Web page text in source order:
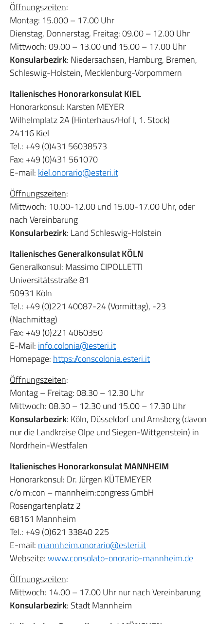
Öffnungszeiten:
Montag: 15.000 – 17.00 Uhr
Dienstag, Donnerstag, Freitag: 09.00 – 12.00 Uhr
Mittwoch: 09.00 – 13.00 und 15.00 – 17.00 Uhr
Konsularbezirk: Niedersachsen, Hamburg, Bremen,
Schleswig-Holstein, Mecklenburg-Vorpommern
Italienisches Honorarkonsulat KIEL
Honorarkonsul: Karsten MEYER
Wilhelmplatz 2A (Hinterhaus/Hof I, 1. Stock)
24116 Kiel
Tel.: +49 (0)431 56038573
Fax: +49 (0)431 561070
E-mail: kiel.onorario@esteri.it
Öffnungszeiten:
Mittwoch: 10.00-12.00 und 15.00-17.00 Uhr, oder
nach Vereinbarung
Konsularbezirk: Land Schleswig-Holstein
Italienisches Generalkonsulat KÖLN
Generalkonsul: Massimo CIPOLLETTI
Universitätsstraße 81
50931 Köln
Tel.: +49 (0)221 40087-24 (Vormittag), -23
(Nachmittag)
Fax: +49 (0)221 4060350
E-Mail: info.colonia@esteri.it
Homepage: https://conscolonia.esteri.it
Öffnungszeiten:
Montag – Freitag: 08.30 – 12.30 Uhr
Mittwoch: 08.30 – 12.30 und 15.00 – 17.30 Uhr
Konsularbezirk: Köln, Düsseldorf und Arnsberg (davon
nur die Landkreise Olpe und Siegen-Wittgenstein) in
Nordrhein-Westfalen
Italienisches Honorarkonsulat MANNHEIM
Honorarkonsul: Dr. Jürgen KÜTEMEYER
c/o m:con – mannheim:congress GmbH
Rosengartenplatz 2
68161 Mannheim
Tel.: +49 (0)621 33840 225
E-mail: mannheim.onorario@esteri.it
Webseite:www.consolato-onorario-mannheim.de
Öffnungszeiten:
Mittwoch: 14.00 – 17.00 Uhr nur nach Vereinbarung
Konsularbezirk: Stadt Mannheim